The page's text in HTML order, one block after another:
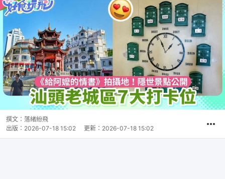
撰文： 落緒紛飛
出版： 2026-07-18 15:02 更新： 2026-07-18 15:02